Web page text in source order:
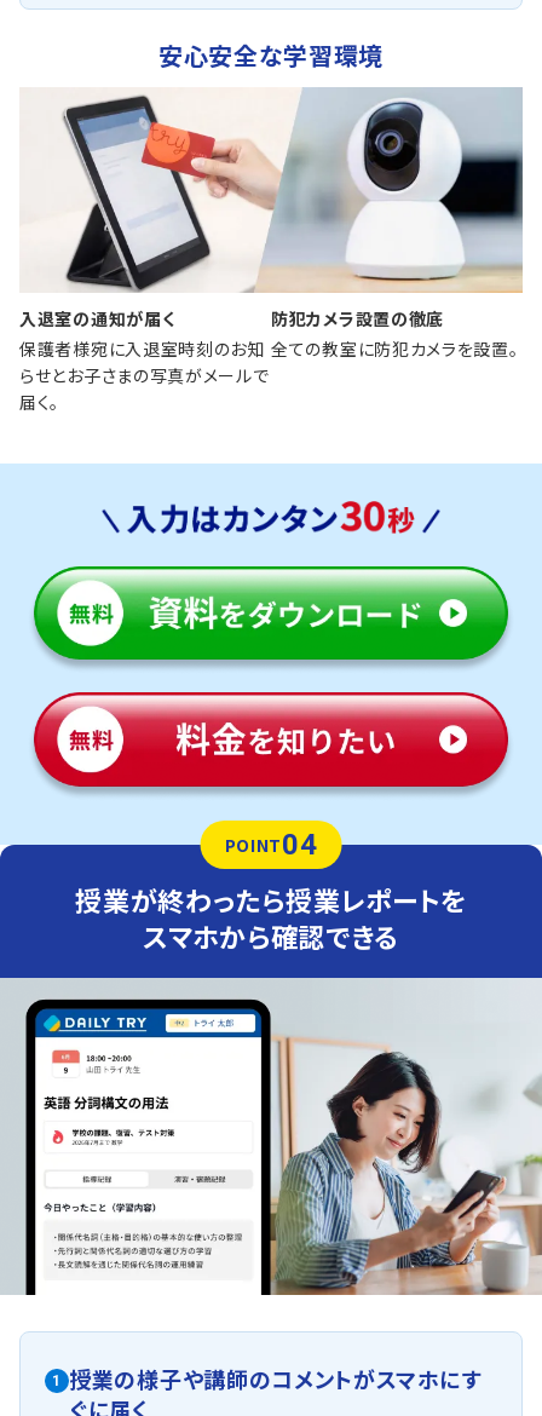
安心安全な学習環境
入退室の通知が届く
保護者様宛に入退室時刻のお知
らせとお子さまの写真がメールで
届く。
防犯カメラ設置の徹底
全ての教室に防犯カメラを設置。
POINT04
授業が終わったら授業レポートを
スマホから確認できる
1
授業の様子や講師のコメントがスマホにす
ぐに届く